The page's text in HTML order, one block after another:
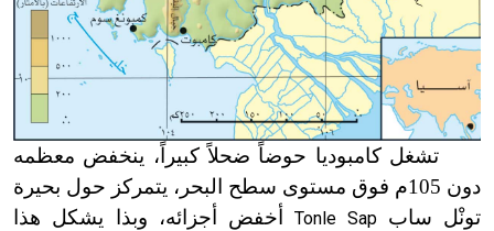
تشغل كامبوديا حوضاً ضحلاً كبيراً، ينخفض معظمه
دون 105م فوق مستوى سطح البحر، يتمركز حول بحيرة
تونْل سابTonle Sapأخفض أجزائه، وبذا يشكل هذا